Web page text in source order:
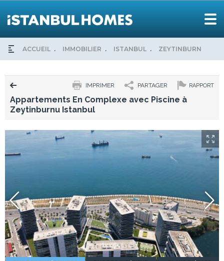
ACCUEIL IMMOBILIER ISTANBUL ZEYTINBURNU
RAPPORT
PARTAGER
IMPRIMER
Appartements En Complexe avec Piscine à
Zeytinburnu Istanbul